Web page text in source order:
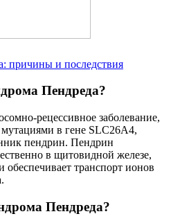
причины и последствия
Пендреда?
рецессивное заболевание,
в гене SLC26A4,
пендрин. Пендрин
в щитовидной железе,
транспорт ионов
Пендреда?